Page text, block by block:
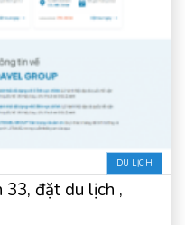
DU LỊCH
33, đặt du lịch ,